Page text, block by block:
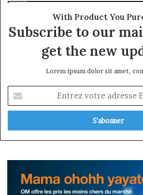
With Product You
Subscribe to our
get the new
Lorem ipsum dolor sit amet,
votre
adresse